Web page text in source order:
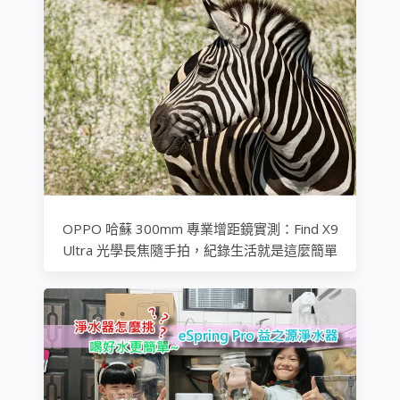
OPPO 哈蘇 300mm 專業增距鏡實測：Find X9
Ultra 光學長焦隨手拍，紀錄生活就是這麼簡單